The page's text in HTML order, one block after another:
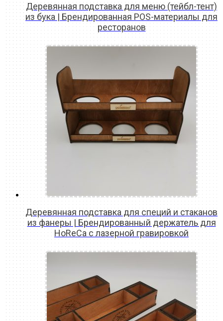
Деревянная подставка для меню (тейбл-тент)
из бука | Брендированная POS-материалы для
ресторанов
READ MORE
Деревянная подставка для специй и стаканов
из фанеры | Брендированный держатель для
HoReCa с лазерной гравировкой
READ MORE